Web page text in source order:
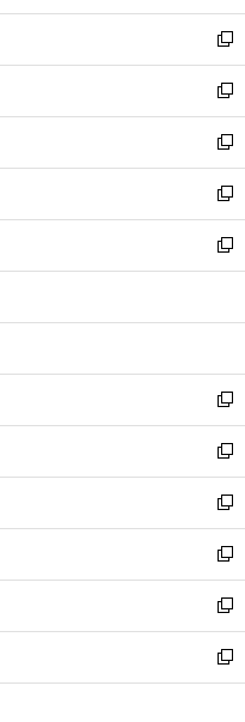
開
く
ウ
で
開
く
ン
ド
ウ
で
開
く
ウ
ィ
ン
ド
ウ
で
開
く
新
し
い
ウ
ィ
ン
ド
ウ
で
開
新
し
い
ウ
ィ
ン
ド
ウ
開
新
し
い
ウ
ィ
ン
ウ
開
く
新
し
い
ウ
ン
ウ
で
開
く
新
し
ウ
ン
ド
ウ
で
開
く
新
し
い
ウ
ィ
ン
ド
ウ
で
開
く
新
し
い
ウ
ィ
ン
ド
ウ
で
開
新
し
い
ウ
ィ
ン
ド
ウ
新
し
い
ウ
ィ
ン
新
し
い
ウ
新
し